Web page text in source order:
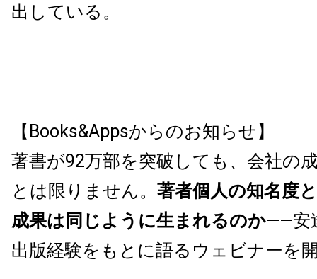
出している。
【Books&Appsからのお知らせ】
著書が92万部を突破しても、会社の
とは限りません。 著者個人の知名度
成果は同じように生まれるのか——安
出版経験をもとに語るウェビナーを